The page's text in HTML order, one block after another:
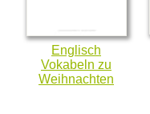
Englisch
Vokabeln zu
Weihnachten